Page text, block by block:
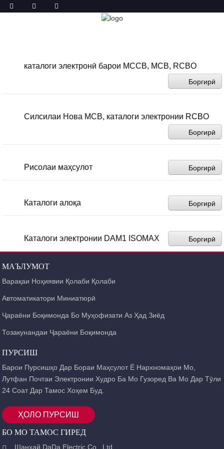
ЗЕРКАШӢ
каталоги электронӣ барои MCCB, MCB, RCBO
Боргирӣ
Силсилаи Нова MCB, каталоги электронии RCBO
Боргирӣ
Рисолаи маҳсулот Боргирӣ
Каталоги алоқа Боргирӣ
Каталоги электронии DAM1 ISOMAX Боргирӣ
МАЪЛУМОТ
Варақаи Ноҳиявии Қолаби Қолаби
Автоматикатори Миниатюрӣ
Ҷараёни Боқимонда Бо Муҳофизати Аз Ҳад Зиёд
Тозакунандаи Ҷараёни Боқимонда
ПУРСИШ
Барои Пурсишҳо Дар Бораи Маҳсулот Ё Нархномаҳои Мо,
Лутфан Почтаи Электронии Худро Ба Мо Гузоред Ва Мо Дар Тӯли
24 Соат Дар Тамос Хоҳем Буд.
ҲОЛО ПУРСИШ
БО МО ТАМОС ГИРЕД
Шанхай DaDa Electric Co., Ltd.